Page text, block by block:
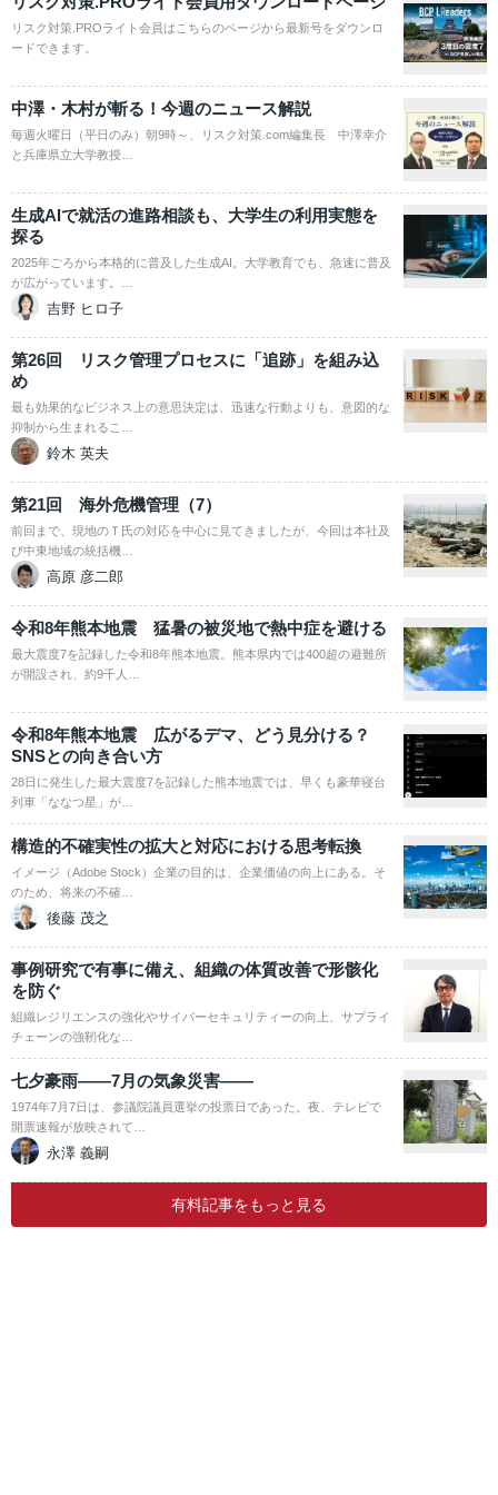
リスク対策.PROライト会員はこちらのページから最新号をダウンロ
ードできます。
中澤・木村が斬る！今週のニュース解説
毎週火曜日（平日のみ）朝9時～、リスク対策.com編集長 中澤幸介
と兵庫県立大学教授…
生成AIで就活の進路相談も、大学生の利用実態を
探る
2025年ごろから本格的に普及した生成AI。大学教育でも、急速に普及
が広がっています。…
吉野 ヒロ子
第26回 リスク管理プロセスに「追跡」を組み込
め
最も効果的なビジネス上の意思決定は、迅速な行動よりも、意図的な
抑制から生まれるこ…
鈴木 英夫
第21回 海外危機管理（7）
前回まで、現地のＴ氏の対応を中心に見てきましたが、今回は本社及
び中東地域の統括機…
高原 彦二郎
令和8年熊本地震 猛暑の被災地で熱中症を避ける
最大震度7を記録した令和8年熊本地震。熊本県内では400超の避難所
が開設され、約9千人…
令和8年熊本地震 広がるデマ、どう見分ける？
SNSとの向き合い方
28日に発生した最大震度7を記録した熊本地震では、早くも豪華寝台
列車「ななつ星」が…
構造的不確実性の拡大と対応における思考転換
イメージ（Adobe Stock）企業の目的は、企業価値の向上にある。そ
のため、将来の不確…
後藤 茂之
事例研究で有事に備え、組織の体質改善で形骸化
を防ぐ
組織レジリエンスの強化やサイバーセキュリティーの向上、サプライ
チェーンの強靭化な…
七夕豪雨――7月の気象災害――
1974年7月7日は、参議院議員選挙の投票日であった。夜、テレビで
開票速報が放映されて…
永澤 義嗣
有料記事をもっと見る